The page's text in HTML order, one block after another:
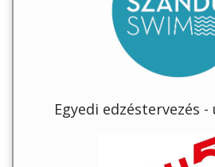
Egyedi edzéstervezés